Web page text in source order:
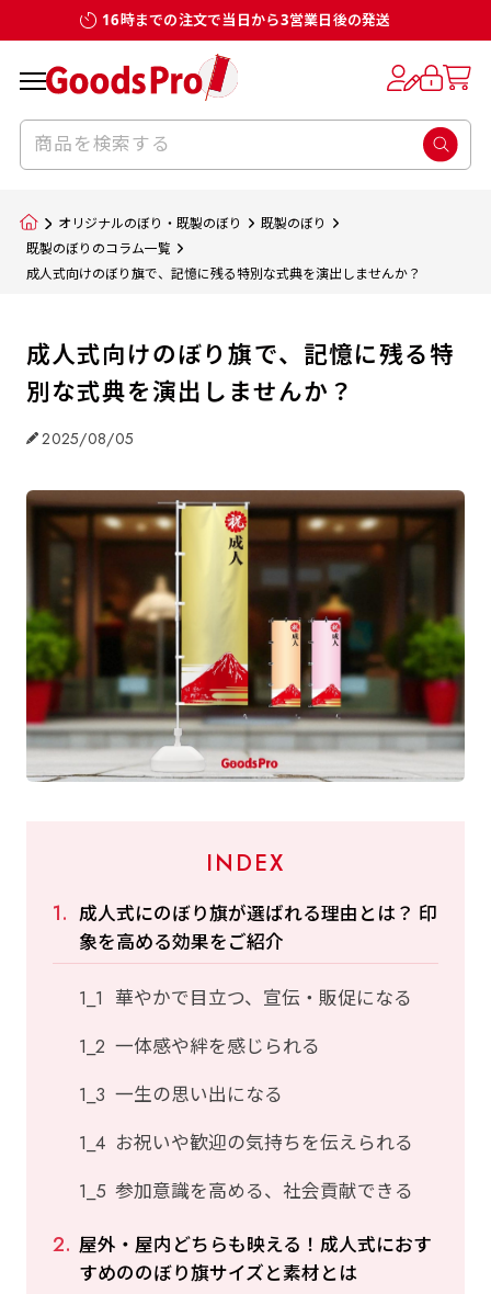
16時までの注文で当日から3営業日後の発送
オリジナルのぼり・既製のぼり
既製のぼり
既製のぼりのコラム一覧
成人式向けのぼり旗で、記憶に残る特別な式典を演出しませんか？
成人式向けのぼり旗で、記憶に残る特
別な式典を演出しませんか？
2025/08/05
INDEX
成人式にのぼり旗が選ばれる理由とは？ 印
象を高める効果をご紹介
華やかで目立つ、宣伝・販促になる
一体感や絆を感じられる
一生の思い出になる
お祝いや歓迎の気持ちを伝えられる
参加意識を高める、社会貢献できる
屋外・屋内どちらも映える！成人式におす
すめののぼり旗サイズと素材とは